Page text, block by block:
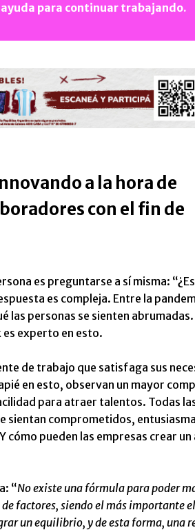
para continuar trabajando.
a la hora de
con el fin de
es preguntarse a sí misma:
es compleja. Entre la
las personas se sienten abrumadas.
es experto en esto.
de trabajo que satisfaga sus
en esto, observan un mayor
para atraer talentos. Todas
sientan comprometidos,
cómo pueden las empresas crear
“No existe una fórmula para poder
factores, siendo el más importante
un equilibrio, y de esta forma, una